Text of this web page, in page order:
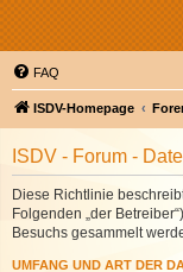
FAQ
ISDV-Homepage
ISDV - Forum -
Diese Richtlinie
Folgenden „der
Besuchs gesammelt
UMFANG UND ART DER